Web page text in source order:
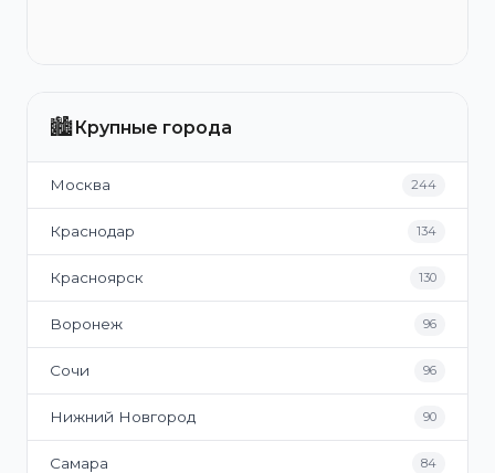
🏙️Крупные города
Москва 244
Краснодар 134
Красноярск 130
Воронеж 96
Сочи 96
Нижний Новгород 90
Самара 84